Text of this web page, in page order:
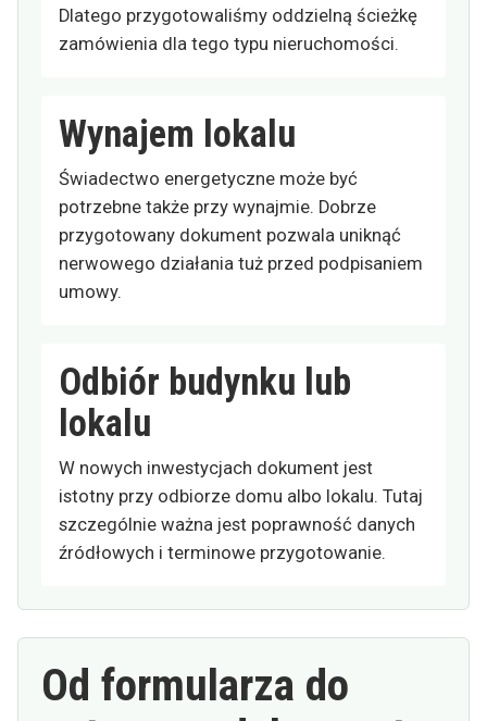
Dlatego przygotowaliśmy oddzielną ścieżkę
zamówienia dla tego typu nieruchomości.
Wynajem lokalu
Świadectwo energetyczne może być
potrzebne także przy wynajmie. Dobrze
przygotowany dokument pozwala uniknąć
nerwowego działania tuż przed podpisaniem
umowy.
Odbiór budynku lub
lokalu
W nowych inwestycjach dokument jest
istotny przy odbiorze domu albo lokalu. Tutaj
szczególnie ważna jest poprawność danych
źródłowych i terminowe przygotowanie.
Od formularza do